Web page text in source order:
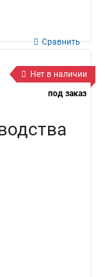
Сравнить
Нет в наличии
под заказ